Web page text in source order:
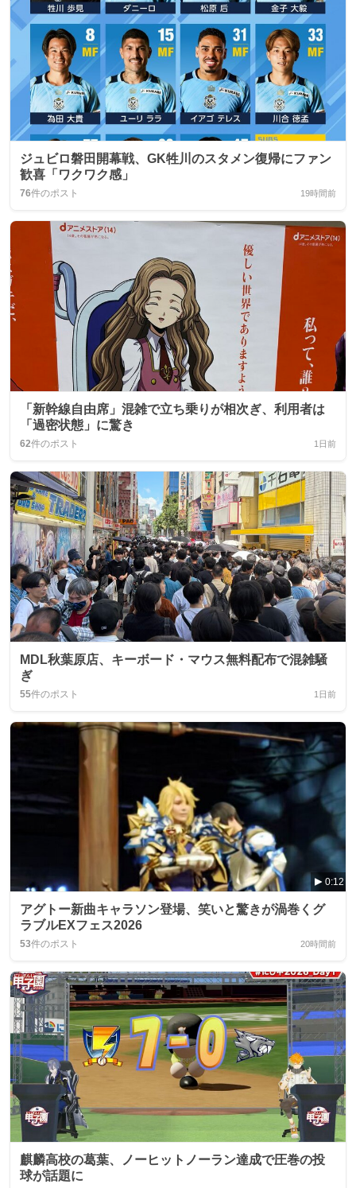
ジュビロ磐田開幕戦、GK牲川のスタメン復帰にファン
歓喜「ワクワク感」
76件のポスト 19時間前
「新幹線自由席」混雑で立ち乗りが相次ぎ、利用者は
「過密状態」に驚き
62件のポスト 1日前
MDL秋葉原店、キーボード・マウス無料配布で混雑騒
ぎ
55件のポスト 1日前
0:12
アグトー新曲キャラソン登場、笑いと驚きが渦巻くグ
ラブルEXフェス2026
53件のポスト 20時間前
麒麟高校の葛葉、ノーヒットノーラン達成で圧巻の投
球が話題に